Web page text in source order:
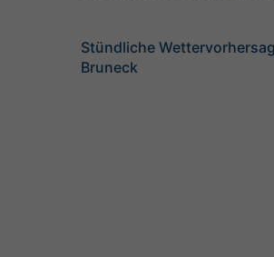
Stündliche
Bruneck